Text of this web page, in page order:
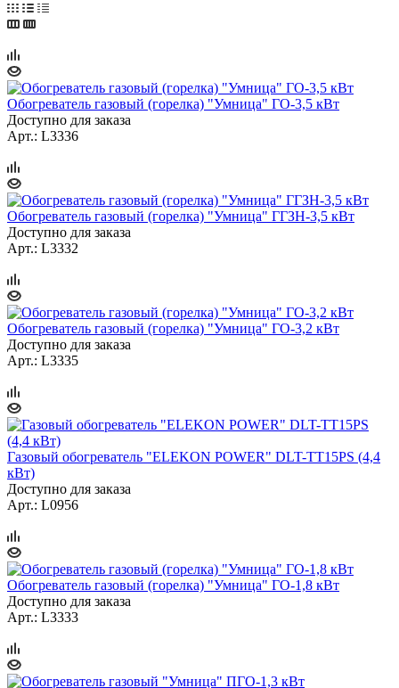
Обогреватель газовый (горелка) "Умница" ГО-3,5 кВт
Доступно для заказа
Арт.: L3336
Обогреватель газовый (горелка) "Умница" ГГЗН-3,5 кВт
Доступно для заказа
Арт.: L3332
Обогреватель газовый (горелка) "Умница" ГО-3,2 кВт
Доступно для заказа
Арт.: L3335
Газовый обогреватель "ELEKON POWER" DLT-TT15PS (4,4
кВт)
Доступно для заказа
Арт.: L0956
Обогреватель газовый (горелка) "Умница" ГО-1,8 кВт
Доступно для заказа
Арт.: L3333